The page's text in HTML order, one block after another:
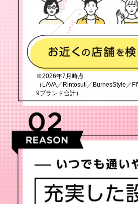
※2026年7月時点
（LAVA／Rintosull／BurnesStyle／
9ブランド合計）